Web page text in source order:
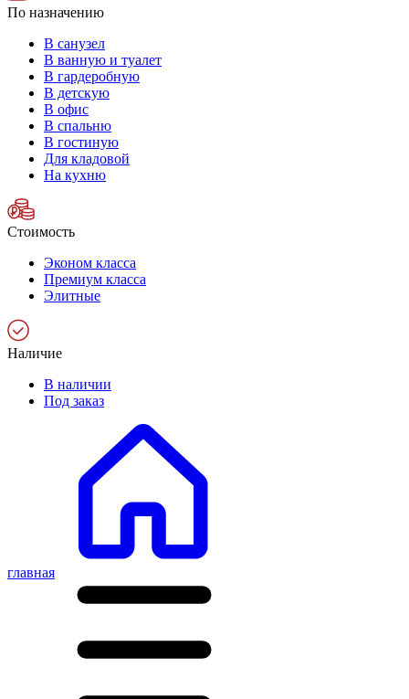
По назначению
В санузел
В ванную и туалет
В гардеробную
В детскую
В офис
В спальню
В гостиную
Для кладовой
На кухню
Стоимость
Эконом класса
Премиум класса
Элитные
Наличие
В наличии
Под заказ
главная